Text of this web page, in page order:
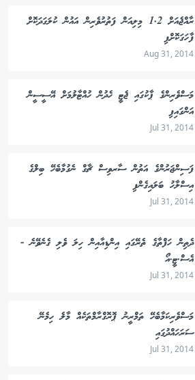
ރާއްޖެއަށް 1.2 މިލިއަން ފަތުރުވެރިން އައުން ކުލަގަދަކޮށް
ފާހަގަކޮށްފި
Aug 31, 2014
މަސްވެރިންގެ ޕާކުގައި ޖެޓީ ހެދުން ހުއްޓާލުމަށް އޭސީސީން
އަންގައިފި
Jul 31, 2014
ފަސިންޖަރުންގެ އަތުން ސާރވިސް ޗާގް ނެގުމާބެހޭ ބިލްގެ
އިސްލާހު ބަލައިގެންފި
Jul 31, 2014
ދެތިން ހަފްތާގެ ތެރޭގައި އިންޑިއާއިން ހިލަ ވެލި ގެނެވޭނެ -
އެސް.ޓީ.އޯ
Jul 31, 2014
މަސްވެރިކަމާބެހޭ ތަމްރީނު ޕޮރޮގްރާމްތަކެއް މާލެ ހިމެނޭ
ސަރަހައްދުގައި
Jul 31, 2014